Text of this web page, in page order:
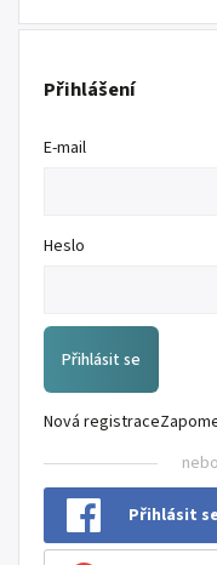
Přihlášení
E-mail
Heslo
Přihlásit se
Nová registrace
nebo
Přihlásit